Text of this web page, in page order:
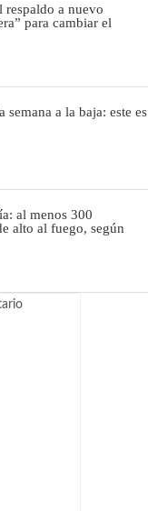
respaldo a nuevo
para cambiar el
a la baja: este es
al menos 300
alto al fuego, según